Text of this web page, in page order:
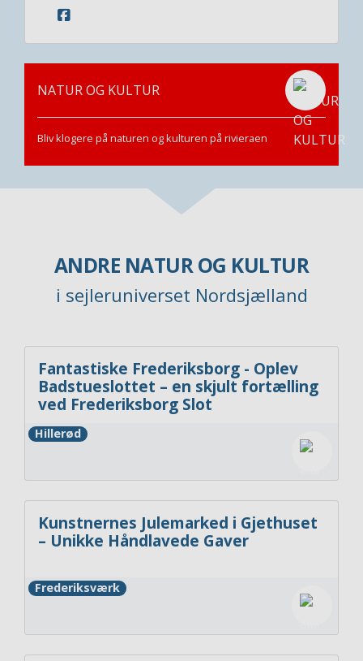
NATUR OG KULTUR
Bliv klogere på naturen og kulturen på rivieraen
ANDRE NATUR OG KULTUR
i sejleruniverset Nordsjælland
Fantastiske Frederiksborg - Oplev
Badstueslottet – en skjult fortælling
ved Frederiksborg Slot
Hillerød
Kunstnernes Julemarked i Gjethuset
– Unikke Håndlavede Gaver
Frederiksværk